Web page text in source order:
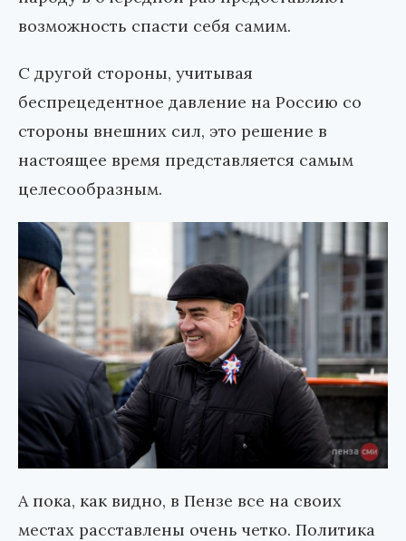
возможность спасти себя самим.
С другой стороны, учитывая
беспрецедентное давление на Россию со
стороны внешних сил, это решение в
настоящее время представляется самым
целесообразным.
А пока, как видно, в Пензе все на своих
местах расставлены очень четко. Политика